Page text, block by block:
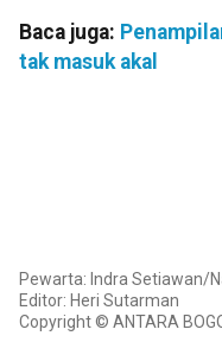
Baca juga:
tak masuk akal
Pewarta: Indra Setiawan/
Editor: Heri Sutarman
Copyright © ANTARA